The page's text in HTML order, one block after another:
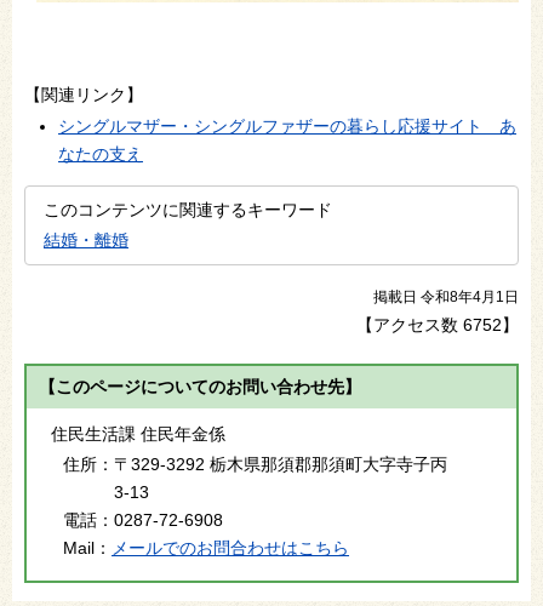
【関連リンク】
シングルマザー・シングルファザーの暮らし応援サイト あ
なたの支え
このコンテンツに関連するキーワード
結婚・離婚
掲載日 令和8年4月1日
【アクセス数 6752】
【このページについてのお問い合わせ先】
住民生活課 住民年金係
住所： 〒329-3292 栃木県那須郡那須町大字寺子丙
3-13
電話： 0287-72-6908
Mail：
メールでのお問合わせはこちら